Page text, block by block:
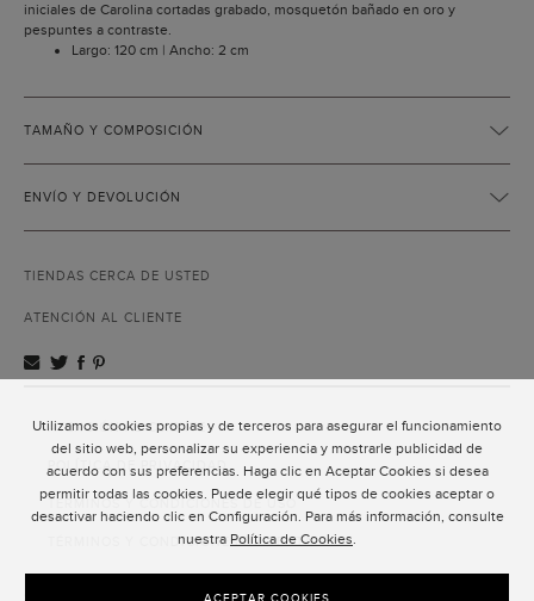
Utilizamos cookies propias y de terceros para asegurar el funcionamiento
del sitio web, personalizar su experiencia y mostrarle publicidad de
acuerdo con sus preferencias. Haga clic en Aceptar Cookies si desea
permitir todas las cookies. Puede elegir qué tipos de cookies aceptar o
desactivar haciendo clic en Configuración. Para más información, consulte
nuestra Política de Cookies.
ACEPTAR COOKIES
iniciales de Carolina cortadas grabado, mosquetón bañado en oro y
pespuntes a contraste.
Largo: 120 cm | Ancho: 2 cm
TAMAÑO Y COMPOSICIÓN
ENVÍO Y DEVOLUCIÓN
TIENDAS CERCA DE USTED
ATENCIÓN AL CLIENTE
ATENCIÓN AL CLIENTE
POLÍTICA DE PRIVACIDAD
TÉRMINOS Y CONDICIONES DE USO
TÉRMINOS Y CONDICIONES DE VENTA
SUSCRIPCIÓN AL NEWSLETTER